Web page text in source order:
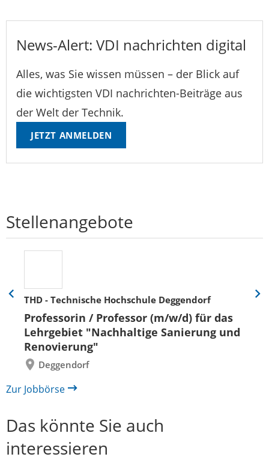
News-Alert: VDI nachrichten digital
Alles, was Sie wissen müssen – der Blick auf
die wichtigsten VDI nachrichten-Beiträge aus
der Welt der Technik.
JETZT ANMELDEN
Stellenangebote
THD - Technische Hochschule Deggendorf
Professorin / Professor (m/w/d) für das
Lehrgebiet "Nachhaltige Sanierung und
Renovierung"
Deggendorf
Eine
zurück
Eine
Zur Jobbörse
Das könnte Sie auch
interessieren